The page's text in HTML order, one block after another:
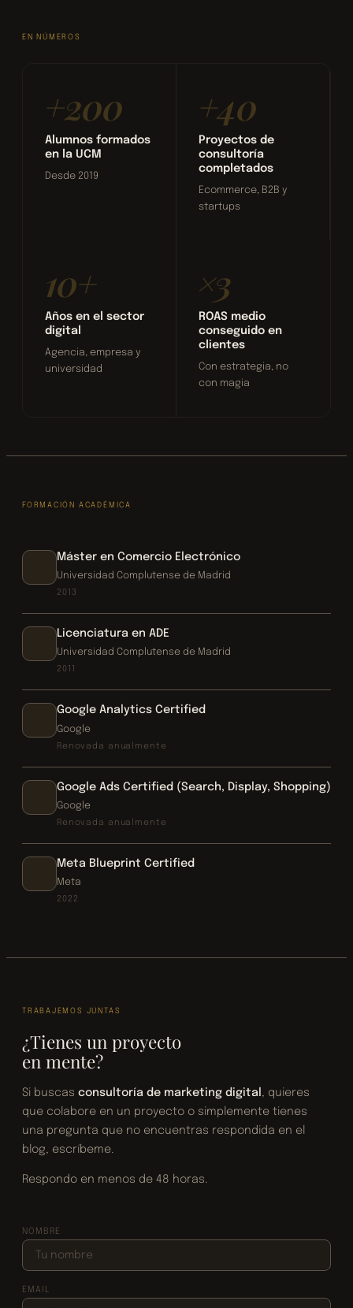
EN NÚMEROS
+200
Alumnos formados
en la UCM
Desde 2019
+40
Proyectos de
consultoría
completados
Ecommerce, B2B y
startups
10+
Años en el sector
digital
Agencia, empresa y
universidad
×3
ROAS medio
conseguido en
clientes
Con estrategia, no
con magia
FORMACIÓN ACADÉMICA
Máster en Comercio Electrónico
Universidad Complutense de Madrid
2013
Licenciatura en ADE
Universidad Complutense de Madrid
2011
Google Analytics Certified
Google
Renovada anualmente
Google Ads Certified (Search, Display, Shopping)
Google
Renovada anualmente
Meta Blueprint Certified
Meta
2022
TRABAJEMOS JUNTAS
¿Tienes un proyecto
en mente?
Si buscas consultoría de marketing digital
, quieres
que colabore en un proyecto o simplemente tienes
una pregunta que no encuentras respondida en el
blog, escríbeme.
Respondo en menos de 48 horas.
NOMBRE
EMAIL